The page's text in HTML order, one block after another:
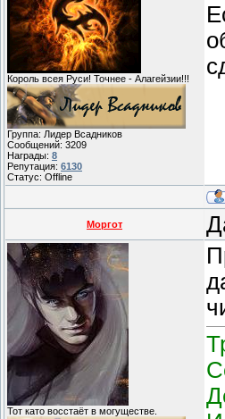
Король всея Руси! Точнее - Алагейзии!!!
Группа: Лидер Всадников
Сообщений: 3209
Награды: 8
Репутация: 6130
Статус: Offline
Моргот
Тот като восстаёт в могуществе.